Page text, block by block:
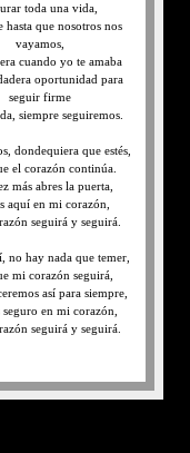
toda una vida,
hasta que nosotros nos
vayamos,
cuando yo te amaba
oportunidad para
seguir firme
siempre seguiremos.
dondequiera que estés,
el corazón continúa.
más abres la puerta,
aquí en mi corazón,
seguirá y seguirá.
no hay nada que temer,
mi corazón seguirá,
así para siempre,
seguro en mi corazón,
seguirá y seguirá.